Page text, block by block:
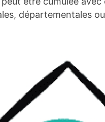
départementales